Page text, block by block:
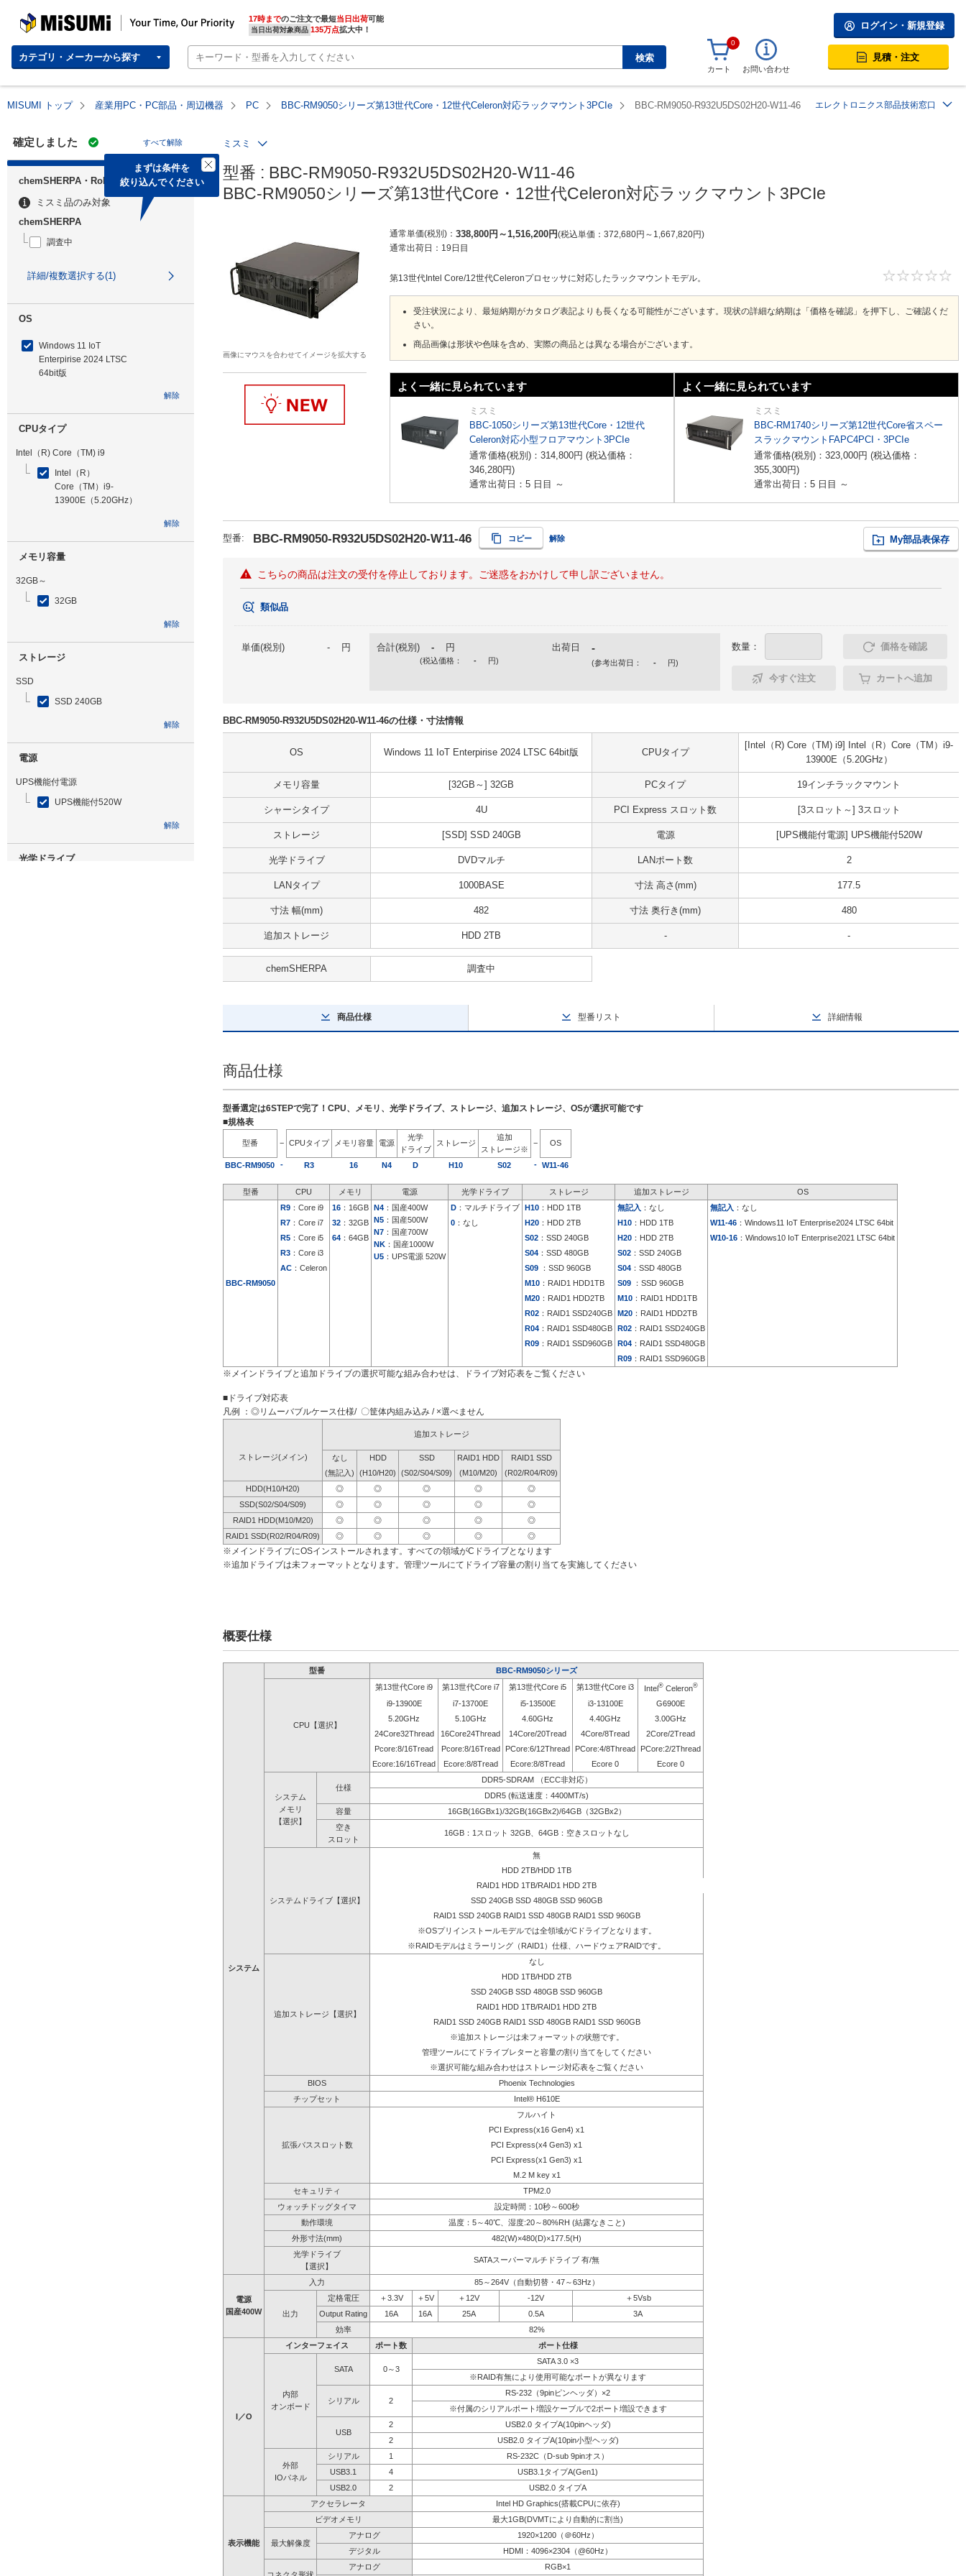
MISUMI | Your Time, Our Priority 17時までのご注文で最短当日出荷
当日出荷対象商品 135万点拡大中！
カテゴリ・メーカーから探す 検索
ログイン・新規登録
0
カート お問い合わせ
見積・注文
MISUMI トップ 産業用PC・PC部品・周辺機器 PC BBC-RM9050シリーズ第13世代Core・12世代Celeron対応ラックマウント3PCIe BBC-RM9050-R932U5DS02H20-W11-46 エレクトロニクス部品技術窓口
確定しました すべて解除
まずは条件を
絞り込んでください
chemSHERPA・RoHS
ミスミ品のみ対象
chemSHERPA
調査中
詳細/複数選択する(1)
OS
Windows 11 IoT
Enterpirise 2024 LTSC
64bit版
解除
CPUタイプ
Intel（R) Core（TM) i9
Intel（R）
Core（TM）i9-
13900E（5.20GHz）
解除
メモリ容量
32GB～
32GB
解除
ストレージ
SSD
SSD 240GB
解除
電源
UPS機能付電源
UPS機能付520W
解除
光学ドライブ
ミスミ
型番 : BBC-RM9050-R932U5DS02H20-W11-46
BBC-RM9050シリーズ第13世代Core・12世代Celeron対応ラックマウント3PCIe
画像にマウスを合わせてイメージを拡大する
通常単価(税別) 338,800円 ～1,516,200円 税込単価 372,680円 ～ 1,667,820円
通常出荷日： 19日目
第13世代Intel Core/12世代Celeronプロセッサに対応したラックマウントモデル。
受注状況により、最短納期がカタログ表記よりも長くなる可能性がございます。現状の詳細な納期は「価格を確認」を押下し、ご確認くだ
さい。
商品画像は形状や色味を含め、実際の商品とは異なる場合がございます。
よく一緒に見られています
ミスミ
BBC-1050シリーズ第13世代Core・12世代
Celeron対応小型フロアマウント3PCIe
通常価格(税別)： 314,800円 (税込価格：
346,280円)
通常出荷日：5 日目 ～
よく一緒に見られています
ミスミ
BBC-RM1740シリーズ第12世代Core省スペー
スラックマウントFAPC4PCI・3PCIe
通常価格(税別)： 323,000円 (税込価格：
355,300円)
通常出荷日：5 日目 ～
型番: BBC-RM9050-R932U5DS02H20-W11-46 コピー 解除 My部品表保存
こちらの商品は注文の受付を停止しております。ご迷惑をおかけして申し訳ございません。
類似品
単価(税別) - 円 合計(税別) - 円
(税込価格： - 円)
出荷日 -
(参考出荷日： - 円)
数量： 価格を確認
今すぐ注文 カートへ追加
BBC-RM9050-R932U5DS02H20-W11-46の仕様・寸法情報
OS Windows 11 IoT Enterpirise 2024 LTSC 64bit版 CPUタイプ
[Intel（R) Core（TM) i9] Intel（R）Core（TM）i9-
13900E（5.20GHz）
メモリ容量 [32GB～] 32GB PCタイプ 19インチラックマウント
シャーシタイプ 4U PCI Express スロット数 [3スロット～] 3スロット
ストレージ [SSD] SSD 240GB 電源 [UPS機能付電源] UPS機能付520W
光学ドライブ DVDマルチ LANポート数 2
LANタイプ 1000BASE 寸法 高さ(mm) 177.5
寸法 幅(mm) 482 寸法 奥行き(mm) 480
追加ストレージ HDD 2TB - -
chemSHERPA 調査中
商品仕様 型番リスト 詳細情報
商品仕様
型番選定は6STEPで完了！CPU、メモリ、光学ドライブ、ストレージ、追加ストレージ、OSが選択可能です
■規格表
型番 − CPUタイプ メモリ容量 電源
光学
ドライブ
ストレージ
追加
ストレージ※
− OS
BBC-RM9050 - R3 16 N4 D H10 S02 - W11-46
型番 CPU メモリ 電源 光学ドライブ ストレージ 追加ストレージ OS
BBC-RM9050
R9 ：Core i9 16 ：16GB N4 ：国産400W
N5 ：国産500W
N7 ：国産700W
NK ：国産1000W
U5 ：UPS電源 520W
D ：マルチドライブ H10 ：HDD 1TB 無記入 ：なし 無記入 ：なし
R7 ：Core i7 32 ：32GB 0 ：なし H20 ：HDD 2TB H10 ：HDD 1TB W11-46 ：Windows11 IoT Enterprise2024 LTSC 64bit
R5 ：Core i5 64 ：64GB S02 ：SSD 240GB H20 ：HDD 2TB W10-16 ：Windows10 IoT Enterprise2021 LTSC 64bit
R3 ：Core i3 S04 ：SSD 480GB S02 ：SSD 240GB
AC ：Celeron S09 ：SSD 960GB S04 ：SSD 480GB
M10 ：RAID1 HDD1TB S09 ：SSD 960GB
M20 ：RAID1 HDD2TB M10 ：RAID1 HDD1TB
R02 ：RAID1 SSD240GB M20 ：RAID1 HDD2TB
R04 ：RAID1 SSD480GB R02 ：RAID1 SSD240GB
R09 ：RAID1 SSD960GB R04 ：RAID1 SSD480GB
R09 ：RAID1 SSD960GB
※メインドライブと追加ドライブの選択可能な組み合わせは、ドライブ対応表をご覧ください
■ドライブ対応表
凡例 ：◎リムーバブルケース仕様/ 〇筐体内組み込み / ×選べません
追加ストレージ
ストレージ(メイン) なし HDD SSD RAID1 HDD
RAID1 SSD
(無記入)
(H10/H20) (S02/S04/S09) (M10/M20)
(R02/R04/R09)
HDD(H10/H20)
◎ ◎ ◎ ◎
◎
SSD(S02/S04/S09)
◎ ◎ ◎ ◎
◎
RAID1 HDD(M10/M20)
◎ ◎ ◎ ◎
◎
RAID1 SSD(R02/R04/R09)
◎ ◎ ◎ ◎ ◎
※メインドライブにOSインストールされます。すべての領域がCドライブとなります
※追加ドライブは未フォーマットとなります。管理ツールにてドライブ容量の割り当てを実施してください
概要仕様
システム
型番 BBC-RM9050シリーズ
CPU【選択】
第13世代Core i9 第13世代Core i7 第13世代Core i5 第13世代Core i3 Intel®Celeron®
i9-13900E i7-13700E i5-13500E i3-13100E
G6900E
5.20GHz
5.10GHz 4.60GHz 4.40GHz
3.00GHz
24Core32Thread
16Core24Thread 14Core/20Tread 4Core/8Tread
2Core/2Tread
Pcore:8/16Tread
Pcore:8/16Tread PCore:6/12Thread PCore:4/8Thread
PCore:2/2Thread
Ecore:16/16Tread
Ecore:8/8Tread Ecore:8/8Tread Ecore 0 Ecore 0
システム
メモリ
【選択】
仕様
DDR5-SDRAM （ECC非対応）
DDR5 (転送速度：4400MT/s)
容量
16GB(16GBx1)/32GB(16GBx2)/64GB（32GBx2）
空き
スロット
16GB：1スロット 32GB、64GB：空きスロットなし
システムドライブ【選択】
無
HDD 2TB/HDD 1TB
RAID1 HDD 1TB/RAID1 HDD 2TB
SSD 240GB SSD 480GB SSD 960GB
RAID1 SSD 240GB RAID1 SSD 480GB RAID1 SSD 960GB
※OSプリインストールモデルでは全領域がCドライブとなります。
※RAIDモデルはミラーリング（RAID1）仕様、ハードウェアRAIDです。
追加ストレージ【選択】
なし
HDD 1TB/HDD 2TB
SSD 240GB SSD 480GB SSD 960GB
RAID1 HDD 1TB/RAID1 HDD 2TB
RAID1 SSD 240GB RAID1 SSD 480GB RAID1 SSD 960GB
※追加ストレージは未フォーマットの状態です。
管理ツールにてドライブレターと容量の割り当てをしてください
※選択可能な組み合わせはストレージ対応表をご覧ください
BIOS
Phoenix Technologies
チップセット
Intel® H610E
拡張バススロット数
フルハイト
PCI Express(x16 Gen4) x1
PCI Express(x4 Gen3) x1
PCI Express(x1 Gen3) x1
M.2 M key x1
セキュリティ
TPM2.0
ウォッチドッグタイマ
設定時間：10秒～600秒
動作環境
温度：5～40℃、湿度:20～80%RH (結露なきこと)
外形寸法(mm)
482(W)×480(D)×177.5(H)
光学ドライブ
【選択】
SATAスーパーマルチドライブ 有/無
電源
国産400W
入力 85～264V（自動切替・47～63Hz）
出力
定格電圧 ＋3.3V ＋5V ＋12V -12V
＋5Vsb
Output Rating
16A 16A 25A 0.5A
3A
効率
82%
I／O
インターフェイス ポート数 ポート仕様
内部
オンボード
SATA 0～3
SATA 3.0 ×3
※RAID有無により使用可能なポートが異なります
シリアル 2
RS-232（9pinピンヘッダ）×2
※付属のシリアルポート増設ケーブルで2ポート増設できます
USB
2
USB2.0 タイプA(10pinヘッダ)
2
USB2.0 タイプA(10pin小型ヘッダ)
外部
IOパネル
シリアル 1
RS-232C（D-sub 9pinオス）
USB3.1
4
USB3.1タイプA(Gen1)
USB2.0
2 USB2.0 タイプA
表示機能
アクセラレータ
Intel HD Graphics(搭載CPUに依存)
ビデオメモリ
最大1GB(DVMTにより自動的に割当)
最大解像度
アナログ
1920×1200（＠60Hz）
デジタル
HDMI：4096×2304（@60Hz）
アナログ RGB×1